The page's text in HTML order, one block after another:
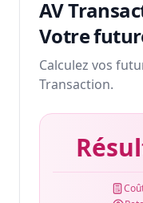
AV
Votre
Calculez vos
Transaction.